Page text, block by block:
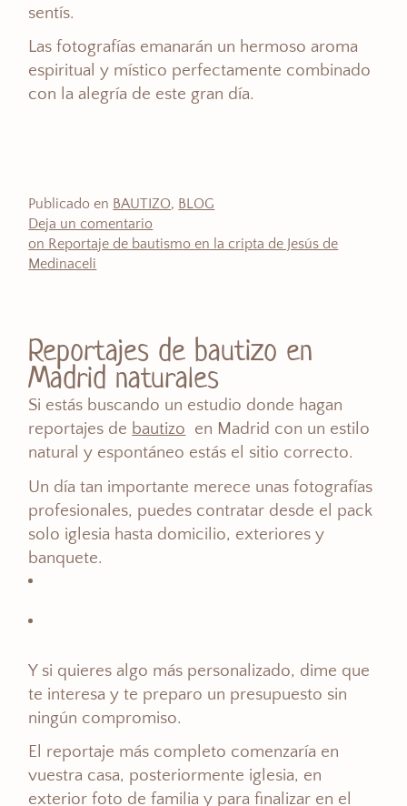
sentís.
Las fotografías emanarán un hermoso aroma
espiritual y místico perfectamente combinado
con la alegría de este gran día.
Publicado en BAUTIZO, BLOG
Deja un comentario
on Reportaje de bautismo en la cripta de Jesús de
Medinaceli
Reportajes de bautizo en
Madrid naturales
Si estás buscando un estudio donde hagan
reportajes de bautizo en Madrid con un estilo
natural y espontáneo estás el sitio correcto.
Un día tan importante merece unas fotografías
profesionales, puedes contratar desde el pack
solo iglesia hasta domicilio, exteriores y
banquete.
Y si quieres algo más personalizado, dime que
te interesa y te preparo un presupuesto sin
ningún compromiso.
El reportaje más completo comenzaría en
vuestra casa, posteriormente iglesia, en
exterior foto de familia y para finalizar en el